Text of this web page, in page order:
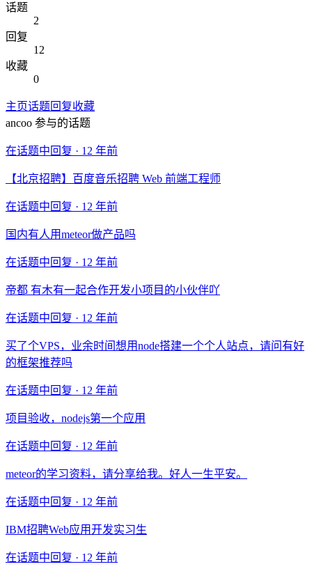
话题
2
回复
12
收藏
0
主页话题回复收藏
ancoo 参与的话题
在话题中回复 · 12 年前
【北京招聘】百度音乐招聘 Web 前端工程师
在话题中回复 · 12 年前
国内有人用meteor做产品吗
在话题中回复 · 12 年前
帝都 有木有一起合作开发小项目的小伙伴吖
在话题中回复 · 12 年前
买了个VPS，业余时间想用node搭建一个个人站点，请问有好
的框架推荐吗
在话题中回复 · 12 年前
项目验收，nodejs第一个应用
在话题中回复 · 12 年前
meteor的学习资料，请分享给我。好人一生平安。
在话题中回复 · 12 年前
IBM招聘Web应用开发实习生
在话题中回复 · 12 年前